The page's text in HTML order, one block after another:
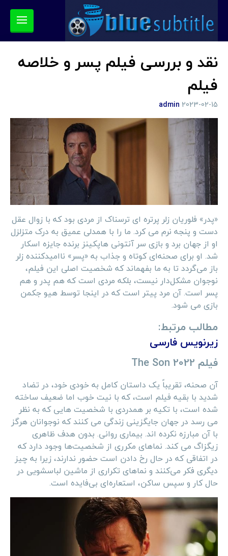
نقد و بررسی فیلم پسر و خلاصه
فیلم
admin 2023-02-15
«پدر» فلوریان زلر پرتره ای ترسناک از مردی بود که با زوال عقل
دست و پنجه نرم می کرد. ما را با همدلی عمیق به درک متزلزل
او از جهان برد و بازی سر آنتونی هاپکینز برنده جایزه اسکار
شد. او برای صحنه‌ای کوتاه و جذاب به «پسر» ناامیدکننده زلر
باز می‌گردد تا به ما بفهماند که شخصیت اصلی این فیلم،
نوجوان مشکل‌دار نیست، بلکه مردی است که هم پدر و هم
پسر است. آن مرد پیتر است که در اینجا توسط هیو جکمن
بازی می شود.
مطالب مرتبط:
زیرنویس فارسی
فیلم The Son 2022
آن صحنه، تقریباً یک داستان کامل به خودی خود، در تضاد
شدید با بقیه فیلم است، که با نیت خوب اما ضعیف ساخته
شده است، با تکیه بر همدردی با شخصیت هایی که به نظر
می رسد در جهان جایگزینی زندگی می کنند که نوجوانان هرگز
با آن مبارزه نکرده اند. بیماری روانی. بدون هدف ظاهری
زیگزاگ می کند. نماهای مکرری از شخصیت‌ها وجود دارد که
در اتفاقی که در حال رخ دادن است حضور ندارند، زیرا به چیز
دیگری فکر می‌کنند و نماهای تکراری از ماشین لباسشویی در
حال کار و سپس ساکن، استعاره‌ای بی‌فایده است.